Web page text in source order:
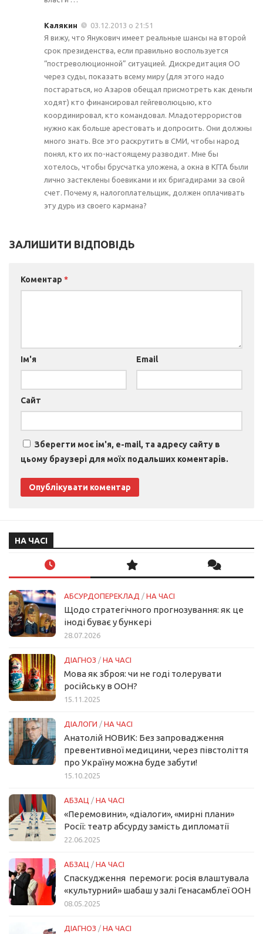
Калякин
03.12.2013 о 21:51
Я вижу, что Янукович имеет реальные шансы на второй
срок президенства, если правильно воспользуется
“постреволюционной” ситуацией. Дискредитация ОО
через суды, показать всему миру (для этого надо
постараться, но Азаров обещал присмотреть как деньги
ходят) кто финансировал гейгеволюцыю, кто
координировал, кто командовал. Младотеррористов
нужно как больше арестовать и допросить. Они должны
много знать. Все это раскрутить в СМИ, чтобы народ
понял, кто их по-настоящему разводит. Мне бы
хотелось, чтобы брусчатка уложена, а окна в КГГА были
лично застеклены боевиками и их бригадирами за свой
счет. Почему я, налогоплательщик, должен оплачивать
эту дурь из своего кармана?
ЗАЛИШИТИ ВІДПОВІДЬ
Коментар *
Ім'я Email
Сайт
Зберегти моє ім'я, e-mail, та адресу сайту в
цьому браузері для моїх подальших коментарів.
НА ЧАСІ
АБСУРДОПЕРЕКЛАД / НА ЧАСІ
Щодо стратегічного прогнозування: як це
іноді буває у бункері
28.07.2026
ДІАГНОЗ / НА ЧАСІ
Мова як зброя: чи не годі толерувати
російську в ООН?
15.11.2025
ДІАЛОГИ / НА ЧАСІ
Анатолій НОВИК: Без запровадження
превентивної медицини, через півстоліття
про Україну можна буде забути!
15.10.2025
АБЗАЦ / НА ЧАСІ
«Перемовини», «діалоги», «мирні плани»
Росії: театр абсурду замість дипломатії
22.06.2025
АБЗАЦ / НА ЧАСІ
Спаскудження перемоги: росія влаштувала
«культурний» шабаш у залі Генасамблеї ООН
08.05.2025
ДІАГНОЗ / НА ЧАСІ